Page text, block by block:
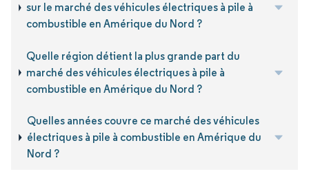
sur le marché des véhicules électriques à pile à
combustible en Amérique du Nord ?
Quelle région détient la plus grande part du
marché des véhicules électriques à pile à
combustible en Amérique du Nord ?
Quelles années couvre ce marché des véhicules
électriques à pile à combustible en Amérique du
Nord ?